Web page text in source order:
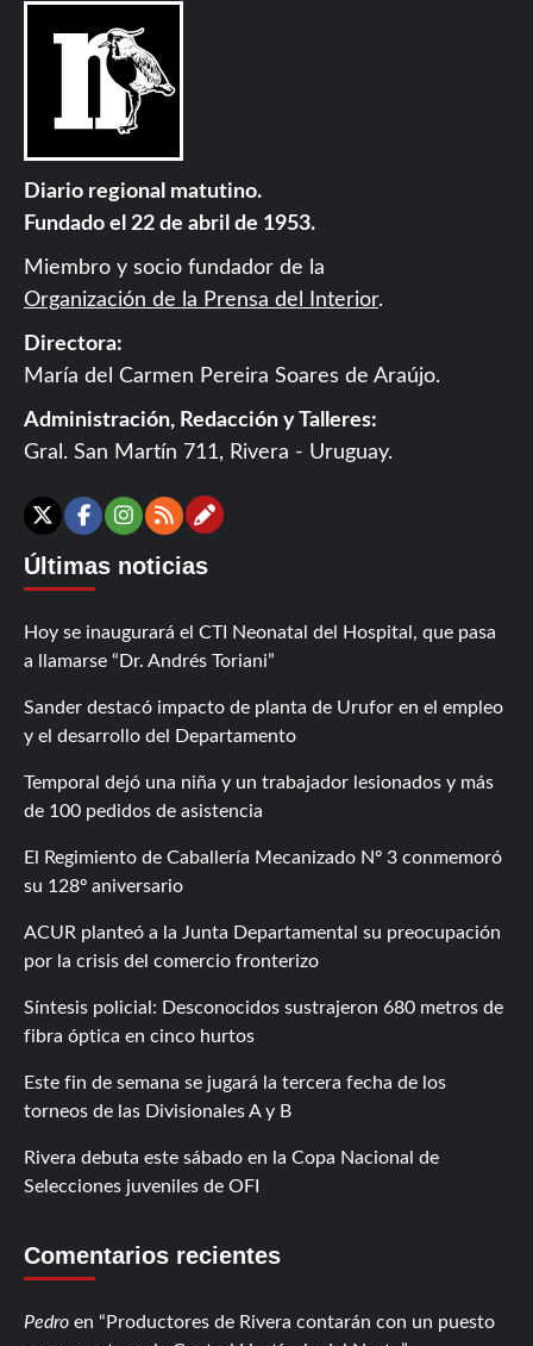
Diario regional matutino.
Fundado el 22 de abril de 1953.
Miembro y socio fundador de la
Organización de la Prensa del Interior.
Directora:
María del Carmen Pereira Soares de Araújo.
Administración, Redacción y Talleres:
Gral. San Martín 711, Rivera - Uruguay.
X Facebook
Instagram
RSSContáctanos
Últimas noticias
Hoy se inaugurará el CTI Neonatal del Hospital, que pasa
a llamarse “Dr. Andrés Toriani”
Sander destacó impacto de planta de Urufor en el empleo
y el desarrollo del Departamento
Temporal dejó una niña y un trabajador lesionados y más
de 100 pedidos de asistencia
El Regimiento de Caballería Mecanizado Nº 3 conmemoró
su 128º aniversario
ACUR planteó a la Junta Departamental su preocupación
por la crisis del comercio fronterizo
Síntesis policial: Desconocidos sustrajeron 680 metros de
fibra óptica en cinco hurtos
Este fin de semana se jugará la tercera fecha de los
torneos de las Divisionales A y B
Rivera debuta este sábado en la Copa Nacional de
Selecciones juveniles de OFI
Comentarios recientes
Pedro en
Productores de Rivera contarán con un puesto